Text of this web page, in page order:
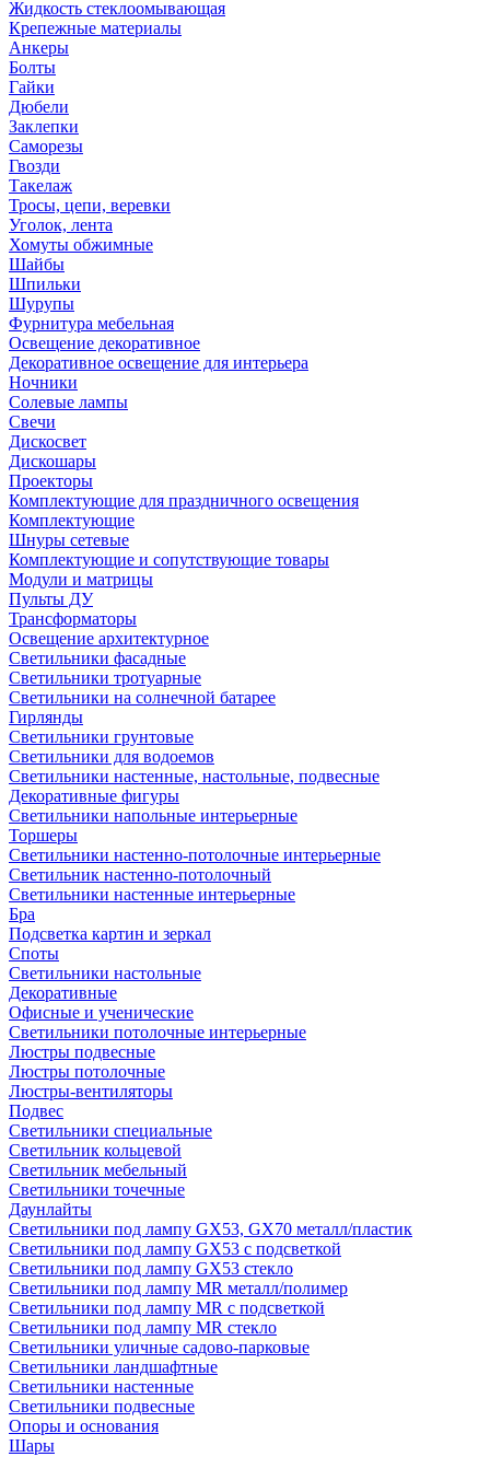
Жидкость стеклоомывающая
Крепежные материалы
Анкеры
Болты
Гайки
Дюбели
Заклепки
Саморезы
Гвозди
Такелаж
Тросы, цепи, веревки
Уголок, лента
Хомуты обжимные
Шайбы
Шпильки
Шурупы
Фурнитура мебельная
Освещение декоративное
Декоративное освещение для интерьера
Ночники
Солевые лампы
Свечи
Дискосвет
Дискошары
Проекторы
Комплектующие для праздничного освещения
Комплектующие
Шнуры сетевые
Комплектующие и сопутствующие товары
Модули и матрицы
Пульты ДУ
Трансформаторы
Освещение архитектурное
Светильники фасадные
Светильники тротуарные
Светильники на солнечной батарее
Гирлянды
Светильники грунтовые
Светильники для водоемов
Светильники настенные, настольные, подвесные
Декоративные фигуры
Светильники напольные интерьерные
Торшеры
Светильники настенно-потолочные интерьерные
Светильник настенно-потолочный
Светильники настенные интерьерные
Бра
Подсветка картин и зеркал
Споты
Светильники настольные
Декоративные
Офисные и ученические
Светильники потолочные интерьерные
Люстры подвесные
Люстры потолочные
Люстры-вентиляторы
Подвес
Светильники специальные
Светильник кольцевой
Светильник мебельный
Светильники точечные
Даунлайты
Светильники под лампу GX53, GX70 металл/пластик
Светильники под лампу GX53 с подсветкой
Светильники под лампу GX53 стекло
Светильники под лампу MR металл/полимер
Светильники под лампу MR с подсветкой
Светильники под лампу MR стекло
Светильники уличные садово-парковые
Светильники ландшафтные
Светильники настенные
Светильники подвесные
Опоры и основания
Шары